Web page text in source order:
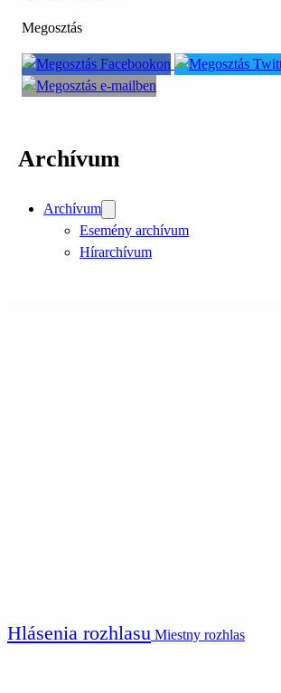
Megosztás
Archívum
Archívum
Esemény archívum
Hírarchívum
Hlásenia rozhlasu Miestny rozhlas